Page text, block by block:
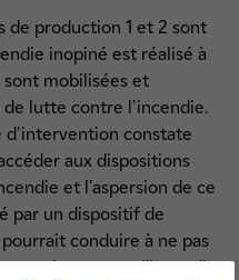
de production 1 et 2 sont
inopiné est réalisé à
sont mobilisées et
lutte contre l'incendie.
d'intervention constate
aux dispositions
et l'aspersion de ce
par un dispositif de
conduire à ne pas
en cas d’incendie